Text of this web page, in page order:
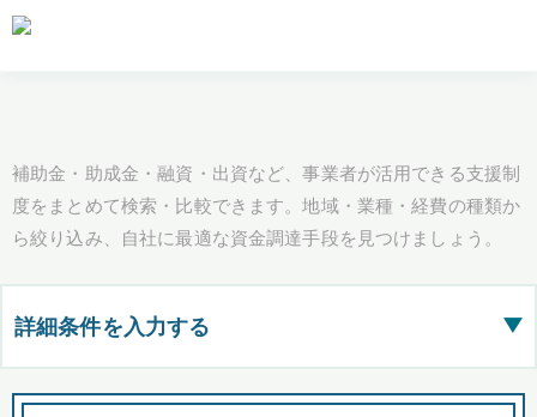
補助金・助成金・融資・出資など、事業者が活用できる支援制
度をまとめて検索・比較できます。地域・業種・経費の種類か
ら絞り込み、自社に最適な資金調達手段を見つけましょう。
詳細条件を入力する ▶
都道府県